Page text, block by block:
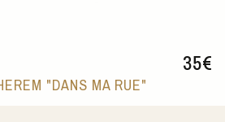
35€
"DANS MA RUE"